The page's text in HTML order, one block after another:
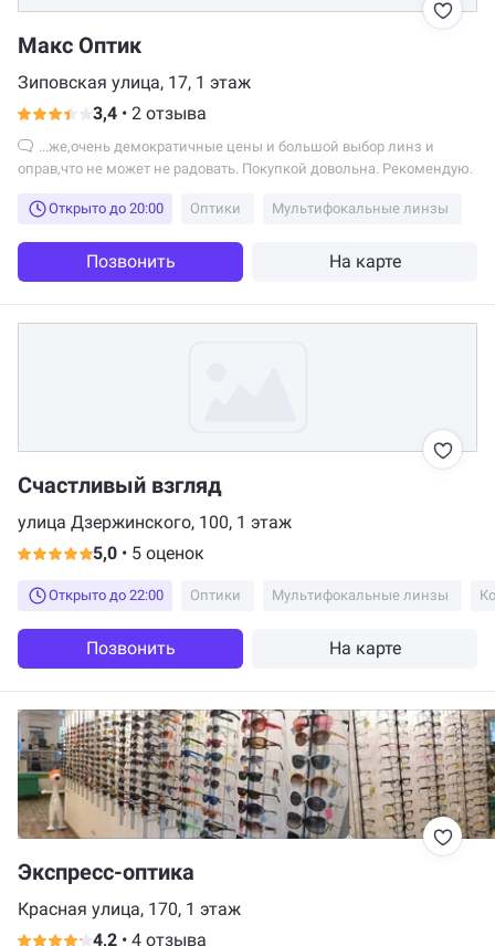
Макс Оптик
Зиповская улица, 17, 1 этаж
3,4 • 2 отзыва
оправ,что не может не радовать. Покупкой довольна. Рекомендую.
Открыто до 20:00 Оптики Мультифокальные линзы
Позвонить На карте
Счастливый взгляд
улица Дзержинского, 100, 1 этаж
5,0 • 5 оценок
Открыто до 22:00 Оптики Мультифокальные линзы
Позвонить На карте
Экспресс-оптика
Красная улица, 170, 1 этаж
4,2 • 4 отзыва